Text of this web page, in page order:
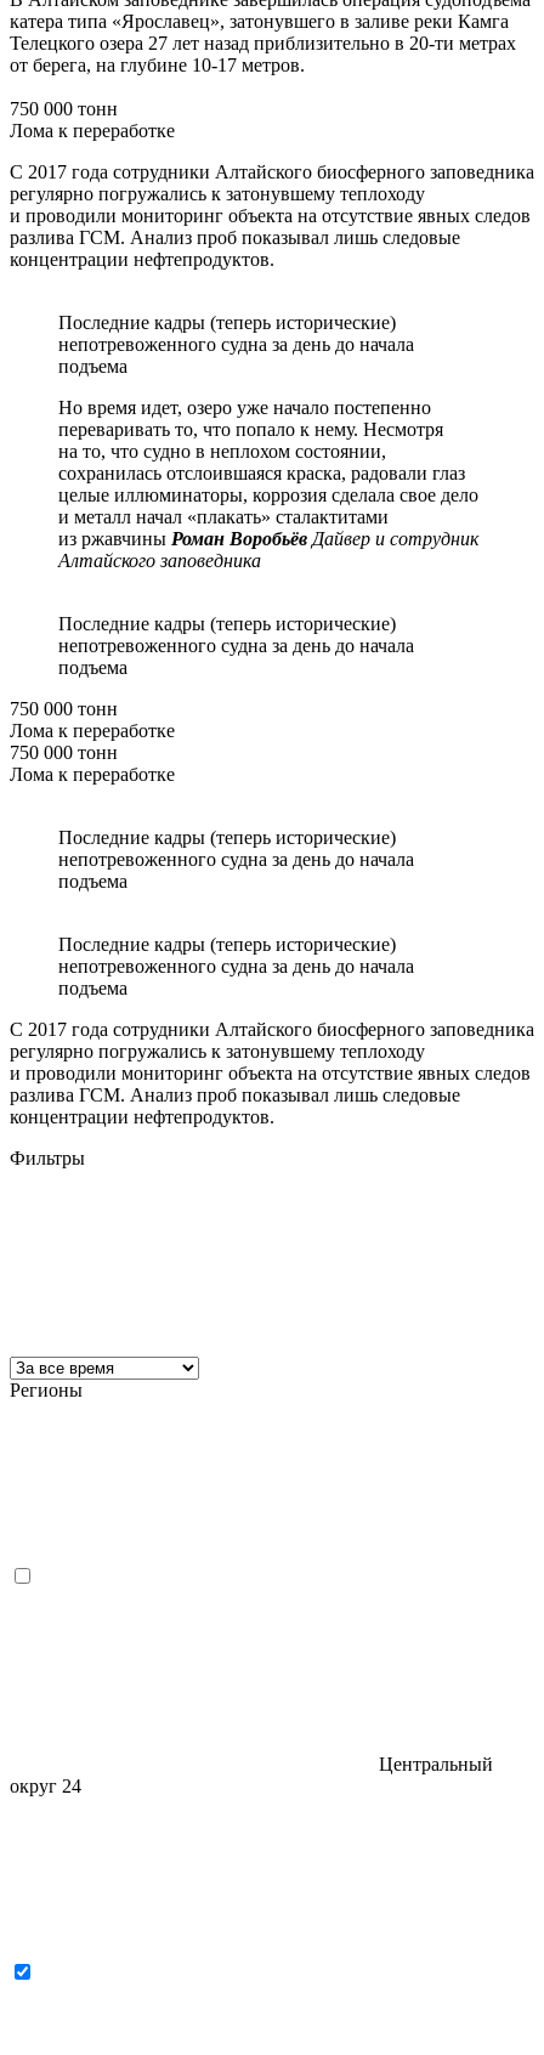
катера типа «Ярославец», затонувшего в заливе реки Камга
Телецкого озера 27 лет назад приблизительно в 20-ти метрах
от берега, на глубине 10-17 метров.
750 000 тонн
Лома к переработке
С 2017 года сотрудники Алтайского биосферного заповедника
регулярно погружались к затонувшему теплоходу
и проводили мониторинг объекта на отсутствие явных следов
разлива ГСМ. Анализ проб показывал лишь следовые
концентрации нефтепродуктов.
Последние кадры (теперь исторические)
непотревоженного судна за день до начала
подъема
Но время идет, озеро уже начало постепенно
переваривать то, что попало к нему. Несмотря
на то, что судно в неплохом состоянии,
сохранилась отслоившаяся краска, радовали глаз
целые иллюминаторы, коррозия сделала свое дело
и металл начал «плакать» сталактитами
из ржавчины Роман Воробьёв Дайвер и сотрудник
Алтайского заповедника
Последние кадры (теперь исторические)
непотревоженного судна за день до начала
подъема
750 000 тонн
Лома к переработке
750 000 тонн
Лома к переработке
Последние кадры (теперь исторические)
непотревоженного судна за день до начала
подъема
Последние кадры (теперь исторические)
непотревоженного судна за день до начала
подъема
С 2017 года сотрудники Алтайского биосферного заповедника
регулярно погружались к затонувшему теплоходу
и проводили мониторинг объекта на отсутствие явных следов
разлива ГСМ. Анализ проб показывал лишь следовые
концентрации нефтепродуктов.
Фильтры
Регионы
Центральный
округ 24